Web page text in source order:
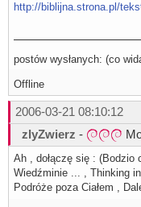
http://biblijna.strona.pl/
postów wysłanych: (co
Offline
2006-03-21 08:10:12
zlyZwierz -
Ah , dołączę się : (Bodzio
Wiedźminie ... , Thinking
Podróże poza Ciałem ,